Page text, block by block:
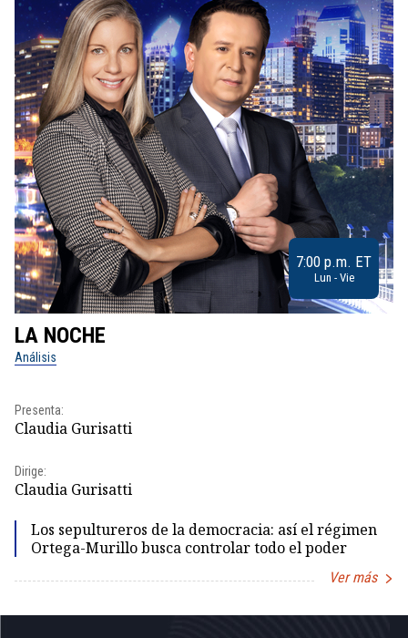
7:00 p.m. ET
Lun - Vie
LA NOCHE
Análisis
Presenta:
Claudia Gurisatti
Dirige:
Claudia Gurisatti
Los sepultureros de la democracia: así el régimen
Ortega-Murillo busca controlar todo el poder
Ver más